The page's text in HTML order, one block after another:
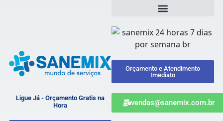
Ligue Já - Orçamento Gratis na
Hora
Orçamento e Atendimento
Imediato
vendas@sanemix.com.br